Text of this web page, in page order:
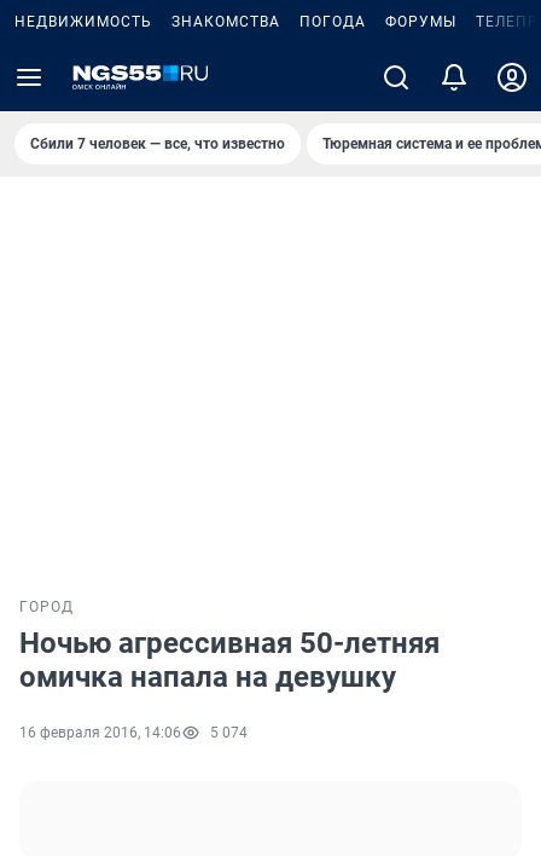
НЕДВИЖИМОСТЬ ЗНАКОМСТВА ПОГОДА ФОРУМЫ
Сбили 7 человек — все, что известно Тюремная система и ее
ГОРОД
Ночью агрессивная 50-летняя
омичка напала на девушку
16 февраля 2016, 14:06 5 074